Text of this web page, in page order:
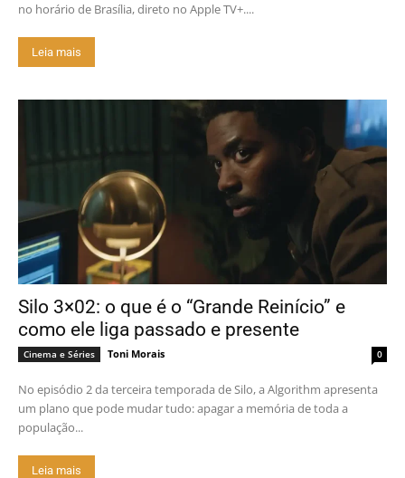
no horário de Brasília, direto no Apple TV+....
Leia mais
Silo 3×02: o que é o “Grande Reinício” e
como ele liga passado e presente
Cinema e Séries Toni Morais 0
No episódio 2 da terceira temporada de Silo, a Algorithm apresenta
um plano que pode mudar tudo: apagar a memória de toda a
população...
Leia mais